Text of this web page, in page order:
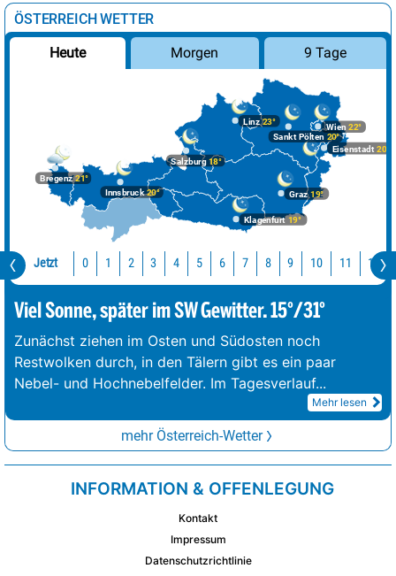
ÖSTERREICH WETTER
Heute Morgen 9 Tage
Bregenz21°
Graz19°
Innsbruck20°
Klagenfurt 19°
Linz23°
Salzburg18°
Wien 22°
Eisenstadt 20°
Sankt Pölten 20°
Jetzt 0 1 2 3 4 5 6 7 8 9 10 11 12
Viel Sonne, später im SW Gewitter. 15°/31°
Zunächst ziehen im Osten und Südosten noch
Restwolken durch, in den Tälern gibt es ein paar
Nebel- und Hochnebelfelder. Im Tagesverlauf...
Mehr lesen
mehr Österreich-Wetter
INFORMATION & OFFENLEGUNG
Kontakt
Impressum
Datenschutzrichtlinie